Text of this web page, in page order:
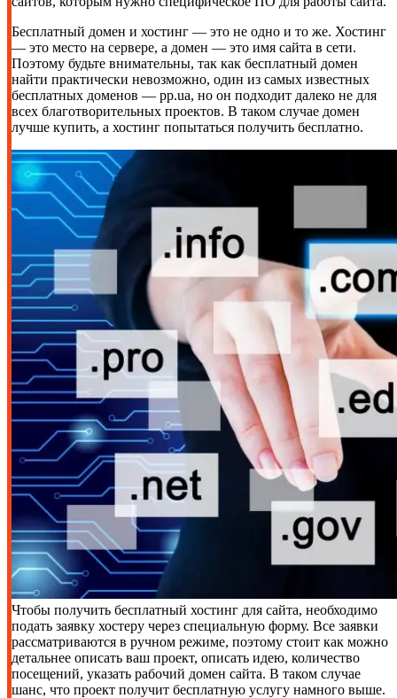
Бесплатный домен и хостинг — это не одно и то же. Хостинг
— это место на сервере, а домен — это имя сайта в сети.
Поэтому будьте внимательны, так как бесплатный домен
найти практически невозможно, один из самых известных
бесплатных доменов — pp.ua, но он подходит далеко не для
всех благотворительных проектов. В таком случае домен
лучше купить, а хостинг попытаться получить бесплатно.
Чтобы получить бесплатный хостинг для сайта, необходимо
подать заявку хостеру через специальную форму. Все заявки
рассматриваются в ручном режиме, поэтому стоит как можно
детальнее описать ваш проект, описать идею, количество
посещений, указать рабочий домен сайта. В таком случае
шанс, что проект получит бесплатную услугу намного выше.